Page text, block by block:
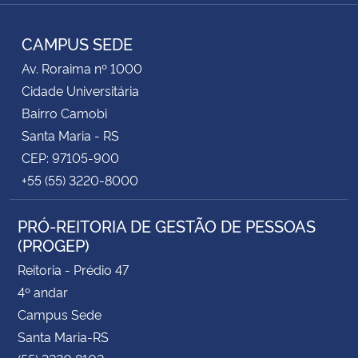
Secretaria-Geral
Gabinete de Segurança Institucional
Advocacia-Geral da União
Planalto
CAMPUS SEDE
Av. Roraima nº 1000
Cidade Universitária
Bairro Camobi
Santa Maria - RS
CEP: 97105-900
+55 (55) 3220-8000
PRÓ-REITORIA DE GESTÃO DE PESSOAS
(PROGEP)
Reitoria - Prédio 47
4º andar
Campus Sede
Santa Maria-RS